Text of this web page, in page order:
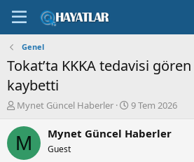
Genel
Tokat’ta KKKA tedavisi
kaybetti
K
n
b
u
Mynet Güncel Haberler
B
ş
9 Tem 2026
M Mynet Güncel Haberler
Guest